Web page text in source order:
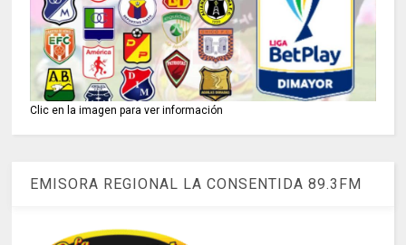
Clic en la imagen para ver información
EMISORA REGIONAL LA CONSENTIDA 89.3FM